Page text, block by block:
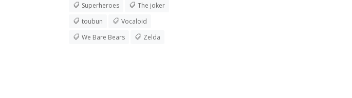
Superheroes
The joker
toubun
Vocaloid
We Bare Bears
Zelda